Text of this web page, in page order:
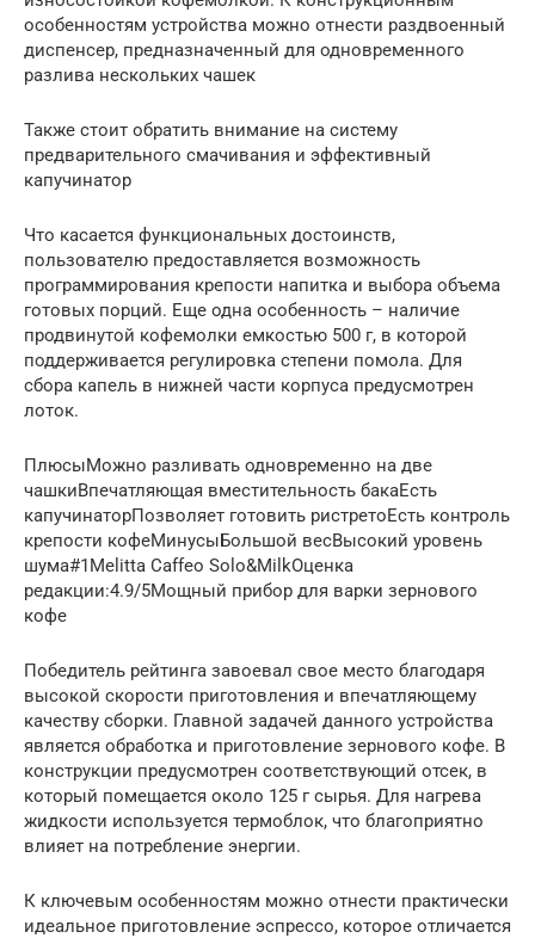
особенностям устройства можно отнести раздвоенный
диспенсер, предназначенный для одновременного
разлива нескольких чашек
Также стоит обратить внимание на систему
предварительного смачивания и эффективный
капучинатор
Что касается функциональных достоинств,
пользователю предоставляется возможность
программирования крепости напитка и выбора объема
готовых порций. Еще одна особенность – наличие
продвинутой кофемолки емкостью 500 г, в которой
поддерживается регулировка степени помола. Для
сбора капель в нижней части корпуса предусмотрен
лоток.
ПлюсыМожно разливать одновременно на две
чашкиВпечатляющая вместительность бакаЕсть
капучинаторПозволяет готовить ристретоЕсть контроль
крепости кофеМинусыБольшой весВысокий уровень
шума#1Melitta Caffeo Solo&MilkОценка
редакции:4.9/5Мощный прибор для варки зернового
кофе
Победитель рейтинга завоевал свое место благодаря
высокой скорости приготовления и впечатляющему
качеству сборки. Главной задачей данного устройства
является обработка и приготовление зернового кофе. В
конструкции предусмотрен соответствующий отсек, в
который помещается около 125 г сырья. Для нагрева
жидкости используется термоблок, что благоприятно
влияет на потребление энергии.
К ключевым особенностям можно отнести практически
идеальное приготовление эспрессо, которое отличается